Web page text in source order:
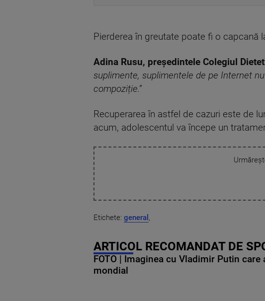
Pierderea în greutate poate fi o
Adina Rusu, președintele Colegiul
suplimente, suplimentele de pe Internet
compoziție.”
Recuperarea în astfel de cazuri este de
acum, adolescentul va începe un
Etichete: general ,
ARTICOL RECOMANDAT DE
FOTO | Imaginea cu Vladimir Putin
mondial